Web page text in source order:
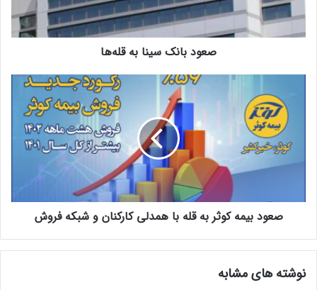
صعود بانک سینا به قله‌ها
صعود بیمه کوثر به قله با همدلی کارکنان و شبکه فروش
نوشته های مشابه